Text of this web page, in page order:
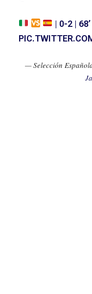
| 0-2 | 68’
— Selección